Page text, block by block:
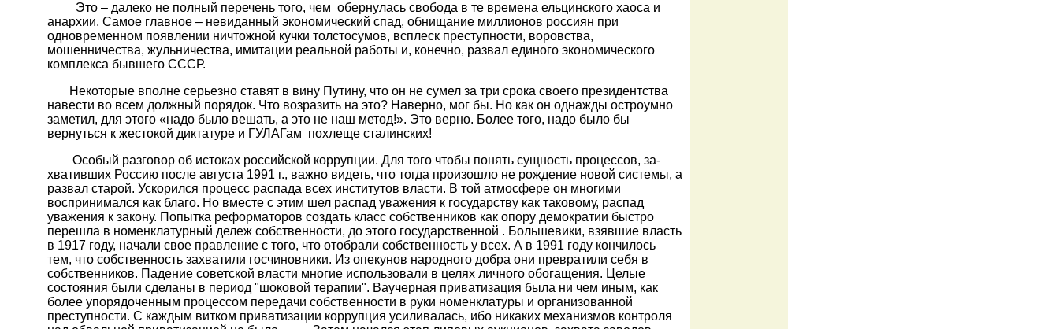
Это – далеко не полный перечень того, чем обернулась свобода в те времена ельцинского хаоса и
анархии. Самое главное – невиданный экономический спад, обнищание миллионов россиян при
одновременном появлении ничтожной кучки толстосумов, всплеск преступности, воровства,
мошенничества, жульничества, имитации реальной работы и, конечно, развал единого экономического
комплекса бывшего СССР.
Некоторые вполне серьезно ставят в вину Путину, что он не сумел за три срока своего президентства
навести во всем должный порядок. Что возразить на это? Наверно, мог бы. Но как он однажды остроумно
заметил, для этого «надо было вешать, а это не наш метод!». Это верно. Более того, надо было бы
вернуться к жестокой диктатуре и ГУЛАГам похлеще сталинских!
Особый разговор об истоках российской коррупции. Для того чтобы понять сущность процессов, за­
хвативших Россию после августа 1991 г., важно видеть, что тогда произошло не рождение новой сис­темы, а
развал старой. Ускорился процесс распада всех институтов власти. В той атмосфере он многими
воспринимался как благо. Но вместе с этим шел распад уважения к государству как таковому, распад
уважения к за­кону. Попытка реформаторов создать класс собст­венников как опору демократии быстро
перешла в номенклатурный дележ собственности, до этого государственной . Большевики, взявшие власть
в 1917 году, начали свое правление с того, что отобрали собственность у всех. А в 1991 году кончилось
тем, что собственность захватили госчиновники. Из опекунов народного добра они превратили себя в
собственников. Падение советской власти многие ис­пользовали в целях личного обогащения. Целые
состояния были сделаны в период "шоковой терапии". Ваучерная приватизация была ни чем иным, как
более упорядоченным процессом передачи собст­венности в руки номенклатуры и организованной
преступности. С каждым витком приватизации коррупция усиливалась, ибо никаких механизмов контроля